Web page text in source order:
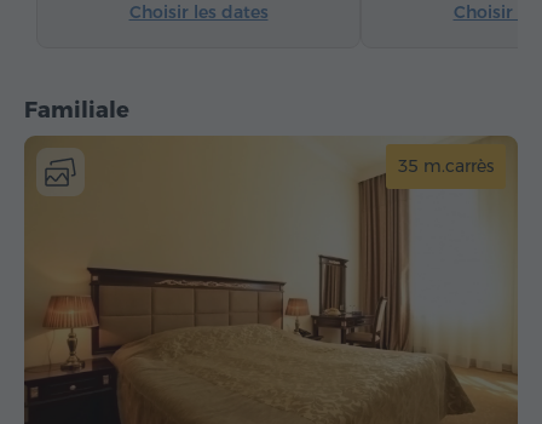
Choisir les dates Choisir
Familiale
35 m.carrès